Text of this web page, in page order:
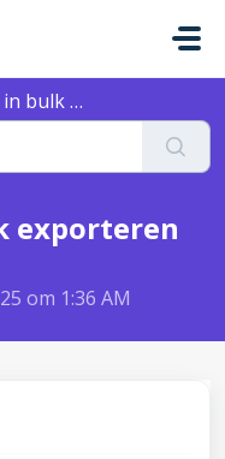
en importeren
exporteren
om 1:36 AM